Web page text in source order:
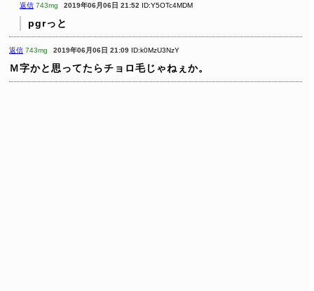
返信 743mg 2019年06月06日 21:52 ID:Y5OTc4MDM
pgrっと
返信 743mg 2019年06月06日 21:09 ID:k0MzU3NzY
Ｍ字かと思ってたらチョロ毛じゃねぇか。